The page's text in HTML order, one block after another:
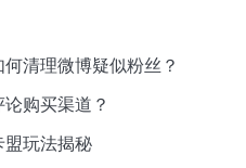
清理微博疑似粉丝？
购买渠道？
玩法揭秘